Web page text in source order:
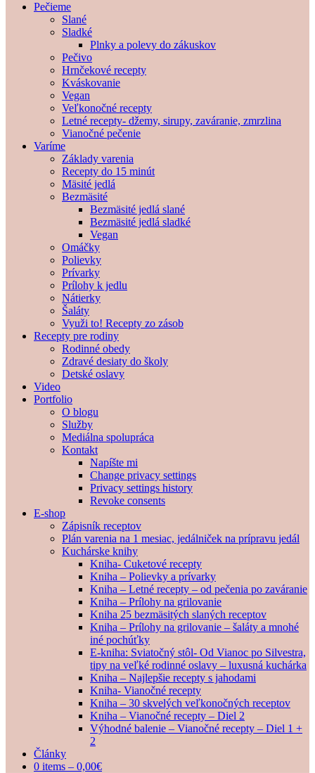
Pečieme
Slané
Sladké
Plnky a polevy do zákuskov
Pečivo
Hrnčekové recepty
Kváskovanie
Vegan
Veľkonočné recepty
Letné recepty- džemy, sirupy, zaváranie, zmrzlina
Vianočné pečenie
Varíme
Základy varenia
Recepty do 15 minút
Mäsité jedlá
Bezmäsité
Bezmäsité jedlá slané
Bezmäsité jedlá sladké
Vegan
Omáčky
Polievky
Prívarky
Prílohy k jedlu
Nátierky
Šaláty
Využi to! Recepty zo zásob
Recepty pre rodiny
Rodinné obedy
Zdravé desiaty do školy
Detské oslavy
Video
Portfolio
O blogu
Služby
Mediálna spolupráca
Kontakt
Napíšte mi
Change privacy settings
Privacy settings history
Revoke consents
E-shop
Zápisník receptov
Plán varenia na 1 mesiac, jedálniček na prípravu jedál
Kuchárske knihy
Kniha- Cuketové recepty
Kniha – Polievky a prívarky
Kniha – Letné recepty – od pečenia po zaváranie
Kniha – Prílohy na grilovanie
Kniha 25 bezmäsitých slaných receptov
Kniha – Prílohy na grilovanie – šaláty a mnohé
iné pochúťky
E-kniha: Sviatočný stôl- Od Vianoc po Silvestra,
tipy na veľké rodinné oslavy – luxusná kuchárka
Kniha – Najlepšie recepty s jahodami
Kniha- Vianočné recepty
Kniha – 30 skvelých veľkonočných receptov
Kniha – Vianočné recepty – Diel 2
Výhodné balenie – Vianočné recepty – Diel 1 +
2
Články
0 items – 0,00€